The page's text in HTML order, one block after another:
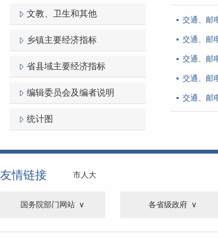
文教、卫生和其他
乡镇主要经济指标
省县域主要经济指标
编辑委员会及编者说明
统计图
交通、邮
交通、邮
交通、邮
交通、邮
交通、邮
友情链接 市人大
国务院部门网站 各省级政府